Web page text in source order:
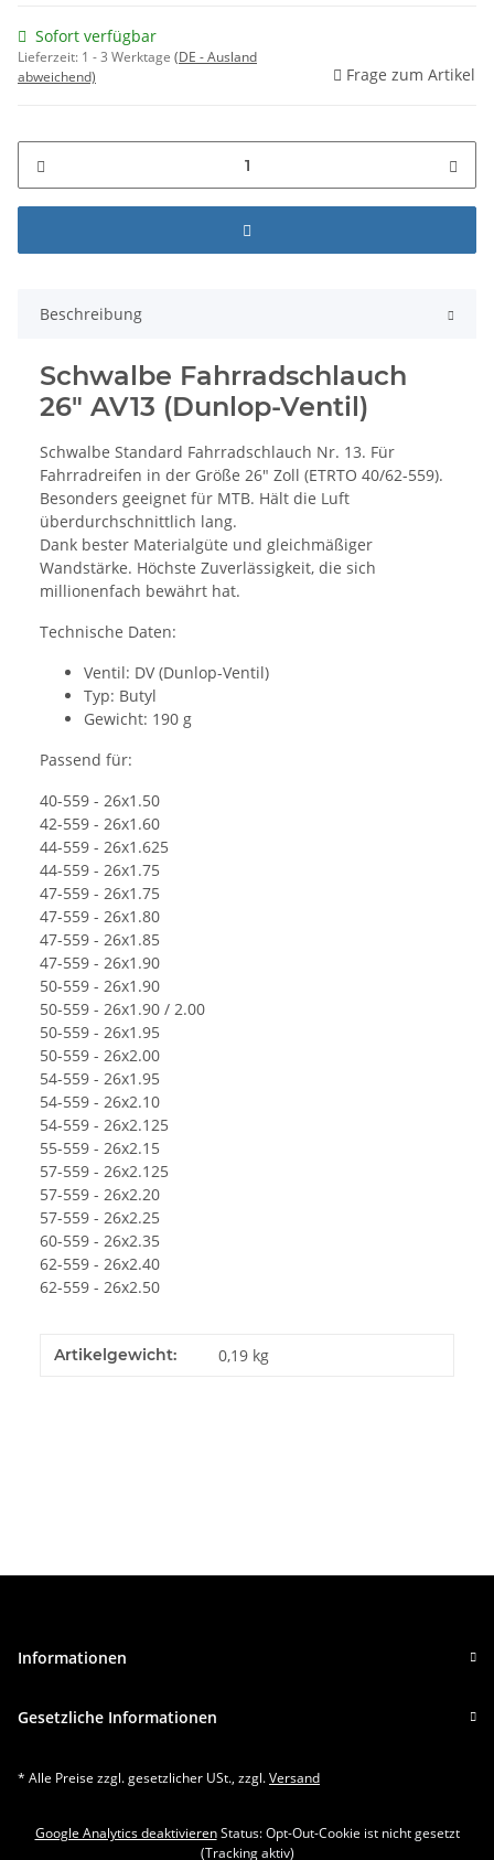
Sofort verfügbar
Lieferzeit: 1 - 3 Werktage (DE - Ausland
abweichend)
Frage zum Artikel
Beschreibung
Schwalbe Fahrradschlauch
26" AV13 (Dunlop-Ventil)
Schwalbe Standard Fahrradschlauch Nr. 13. Für
Fahrradreifen in der Größe 26" Zoll (ETRTO 40/62-559).
Besonders geeignet für MTB. Hält die Luft
überdurchschnittlich lang.
Dank bester Materialgüte und gleichmäßiger
Wandstärke. Höchste Zuverlässigkeit, die sich
millionenfach bewährt hat.
Technische Daten:
Ventil: DV (Dunlop-Ventil)
Typ: Butyl
Gewicht: 190 g
Passend für:
40-559 - 26x1.50
42-559 - 26x1.60
44-559 - 26x1.625
44-559 - 26x1.75
47-559 - 26x1.75
47-559 - 26x1.80
47-559 - 26x1.85
47-559 - 26x1.90
50-559 - 26x1.90
50-559 - 26x1.90 / 2.00
50-559 - 26x1.95
50-559 - 26x2.00
54-559 - 26x1.95
54-559 - 26x2.10
54-559 - 26x2.125
55-559 - 26x2.15
57-559 - 26x2.125
57-559 - 26x2.20
57-559 - 26x2.25
60-559 - 26x2.35
62-559 - 26x2.40
62-559 - 26x2.50
Artikelgewicht: 0,19 kg
Informationen
Gesetzliche Informationen
* Alle Preise zzgl. gesetzlicher USt., zzgl.Versand
Google Analytics deaktivieren Status: Opt-Out-Cookie ist nicht gesetzt
(Tracking aktiv)